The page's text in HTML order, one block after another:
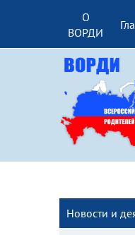
О
ВОРДИ
Новости и